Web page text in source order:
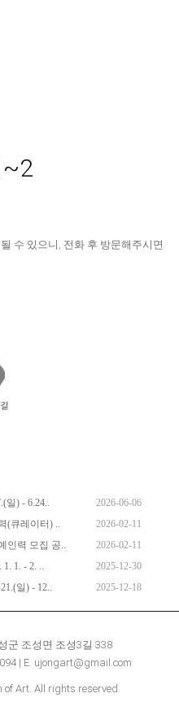
수 있으니, 전화 후 방문해주시면
일) - 6.24..
2026-06-06
(큐레이터) ..
2026-02-11
인력 모집 공..
2026-02-11
1. - 2. ..
2025-12-30
일) - 12..
2025-12-18
군 조성면 조성3길 338
| E. ujongart@gmail.com
Art. All rights reserved.